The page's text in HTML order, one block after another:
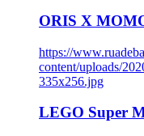
ORIS X
https://
content/uploads/
335x256.jpg
LEGO Super